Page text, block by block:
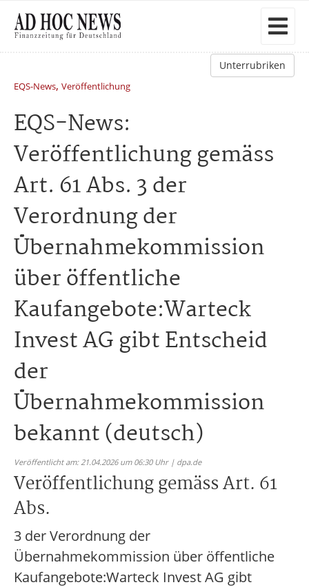
Unterrubriken
EQS-News, Veröffentlichung
EQS-News:
Veröffentlichung gemäss
Art. 61 Abs. 3 der
Verordnung der
Übernahmekommission
über öffentliche
Kaufangebote:Warteck
Invest AG gibt Entscheid
der
Übernahmekommission
bekannt (deutsch)
Veröffentlicht am: 21.04.2026 um 06:30 Uhr | dpa.de
Veröffentlichung gemäss Art. 61
Abs.
3 der Verordnung der
Übernahmekommission über öffentliche
Kaufangebote:Warteck Invest AG gibt